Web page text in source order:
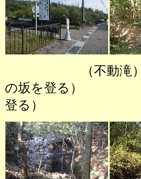
（不動
の坂を登る） （
登る）